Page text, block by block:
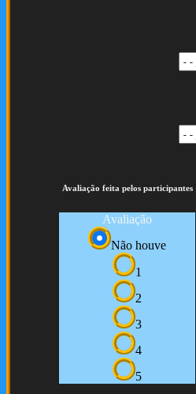
Avaliação feita pelos participantes
Avaliação
Não houve
1
2
3
4
5